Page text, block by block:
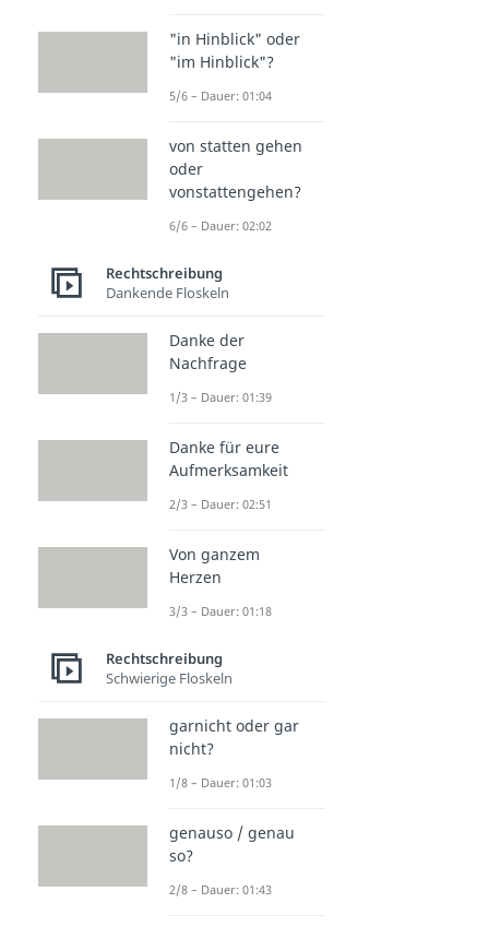
"in Hinblick" oder
"im Hinblick"?
5/6 – Dauer: 01:04
von statten gehen
oder
vonstattengehen?
6/6 – Dauer: 02:02
Rechtschreibung
Dankende Floskeln
Danke der
Nachfrage
1/3 – Dauer: 01:39
Danke für eure
Aufmerksamkeit
2/3 – Dauer: 02:51
Von ganzem
Herzen
3/3 – Dauer: 01:18
Rechtschreibung
Schwierige Floskeln
garnicht oder gar
nicht?
1/8 – Dauer: 01:03
genauso / genau
so?
2/8 – Dauer: 01:43